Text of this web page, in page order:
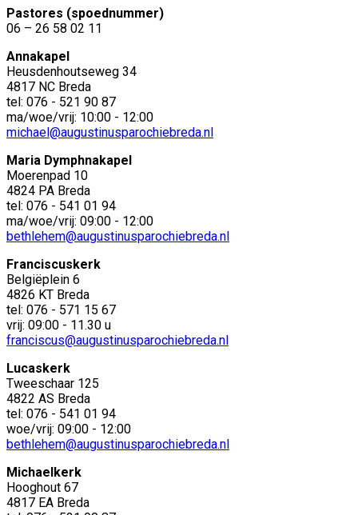
Pastores (spoednummer)
06 – 26 58 02 11
Annakapel
Heusdenhoutseweg 34
4817 NC Breda
tel: 076 - 521 90 87
ma/woe/vrij: 10:00 - 12:00
michael@augustinusparochiebreda.nl
Maria Dymphnakapel
Moerenpad 10
4824 PA Breda
tel: 076 - 541 01 94
ma/woe/vrij: 09:00 - 12:00
bethlehem@augustinusparochiebreda.nl
Franciscuskerk
Belgiëplein 6
4826 KT Breda
tel: 076 - 571 15 67
vrij: 09:00 - 11.30 u
franciscus@augustinusparochiebreda.nl
Lucaskerk
Tweeschaar 125
4822 AS Breda
tel: 076 - 541 01 94
woe/vrij: 09:00 - 12:00
bethlehem@augustinusparochiebreda.nl
Michaelkerk
Hooghout 67
4817 EA Breda